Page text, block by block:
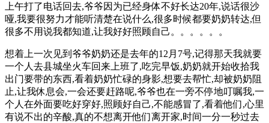
上午打了电话回去,爷爷因为已经身体不好长达20年,说话很沙
哑,我要很努力才能听清楚在说什么,很多时候都要奶奶转达,但
很多不用说我都知道,让我好好照顾自己。。。。。。
想着上一次见到爷爷奶奶还是去年的12月7号,记得那天我就要
一个人去县城坐火车回来上班了,吃完早饭,奶奶就开始收拾我
出门要带的东西,看着奶奶忙碌的身影,想要去帮忙,却被奶奶阻
止,让我休息会,一会还要赶路呢,爷爷也在一旁不停地叮嘱我,一
个人在外面要吃好穿好,照顾好自己,不能感冒了,看着他们,心里
有说不出的辛酸,真的不想离开他们离开家,时间一分一秒过去